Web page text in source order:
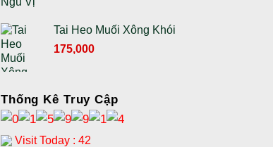
210,000 ₫.là:
Tai Heo Muối Xông Khói
Giá
195,000 ₫.
175,000
là:
175,000 ₫.
Thống Kê Truy Cập
Visit Today : 42